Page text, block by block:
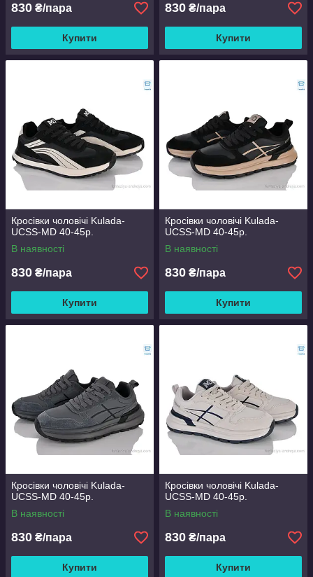
830 ₴/пара
Купити
830 ₴/пара
Купити
Кросівки чоловічі Kulada-
UCSS-MD 40-45р.
В наявності
830 ₴/пара
Купити
Кросівки чоловічі Kulada-
UCSS-MD 40-45р.
В наявності
830 ₴/пара
Купити
Кросівки чоловічі Kulada-
UCSS-MD 40-45р.
В наявності
830 ₴/пара
Купити
Кросівки чоловічі Kulada-
UCSS-MD 40-45р.
В наявності
830 ₴/пара
Купити